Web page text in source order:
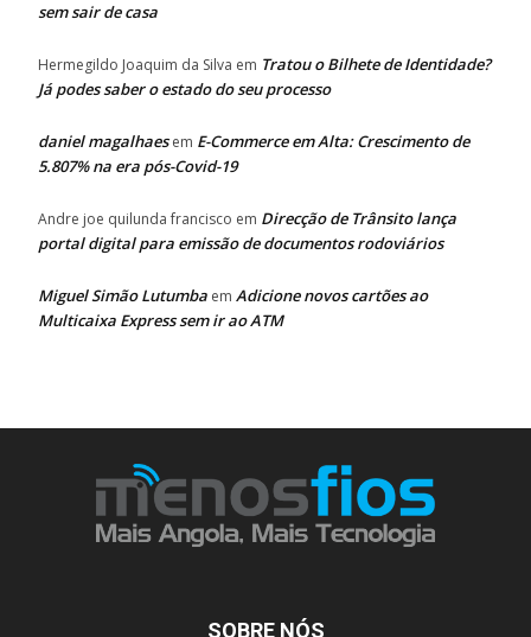
sem sair de casa
Hermegildo Joaquim da Silva em Tratou o Bilhete de Identidade?
Já podes saber o estado do seu processo
daniel magalhaesem E-Commerce em Alta: Crescimento de
5.807% na era pós-Covid-19
Andre joe quilunda francisco em Direcção de Trânsito lança
portal digital para emissão de documentos rodoviários
Miguel Simão Lutumba em Adicione novos cartões ao
Multicaixa Express sem ir ao ATM
SOBRE NÓS